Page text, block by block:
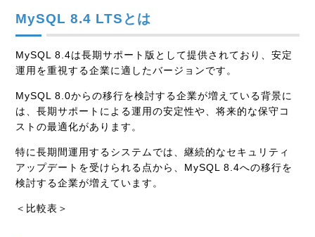
MySQL 8.4 LTSとは
MySQL 8.4は長期サポート版として提供されており、安定
運用を重視する企業に適したバージョンです。
MySQL 8.0からの移行を検討する企業が増えている背景に
は、長期サポートによる運用の安定性や、将来的な保守コ
ストの最適化があります。
特に長期間運用するシステムでは、継続的なセキュリティ
アップデートを受けられる点から、MySQL 8.4への移行を
検討する企業が増えています。
＜比較表＞